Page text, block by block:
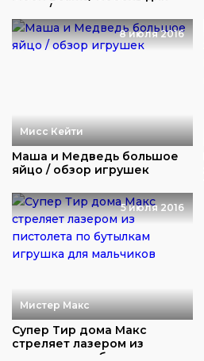
кукол/
8 июля 2016
Мисс Кейти
Маша и Медведь большое
яйцо / обзор игрушек
5 июля 2016
Мистер Макс
Супер Тир дома Макс
стреляет лазером из
пистолета по бутылка...